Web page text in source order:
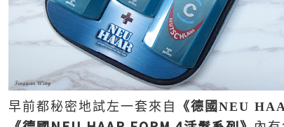
早前都秘密地試左一套來自 《德國 NEU